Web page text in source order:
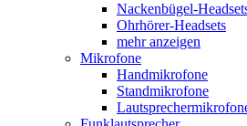
Nackenbügel-
Ohrhörer-Headsets
mehr anzeigen
Mikrofone
Handmikrofone
Standmikrofone